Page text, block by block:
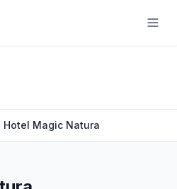
Hotel Magic Natura